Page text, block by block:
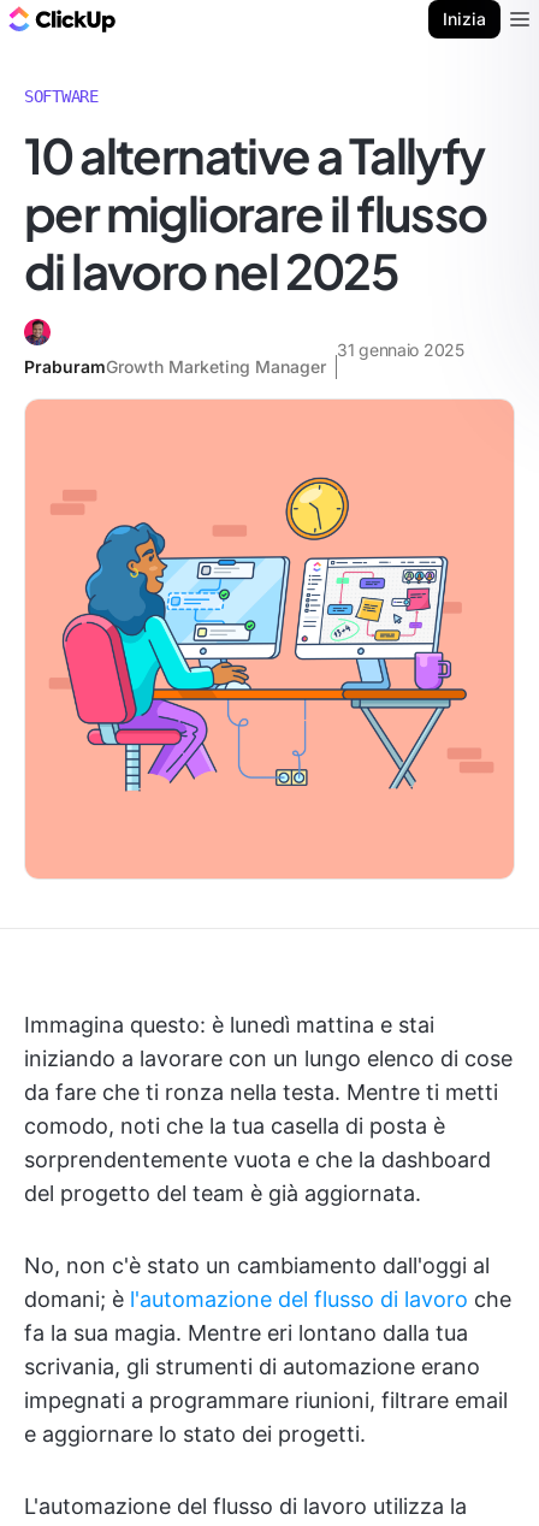
Inizia
SOFTWARE
10 alternative a Tallyfy
per migliorare il flusso
di lavoro nel 2025
PraburamGrowth Marketing Manager
31 gennaio 2025
Immagina questo: è lunedì mattina e stai
iniziando a lavorare con un lungo elenco di cose
da fare che ti ronza nella testa. Mentre ti metti
comodo, noti che la tua casella di posta è
sorprendentemente vuota e che la dashboard
del progetto del team è già aggiornata.
No, non c'è stato un cambiamento dall'oggi al
domani; è l'automazione del flusso di lavoro che
fa la sua magia. Mentre eri lontano dalla tua
scrivania, gli strumenti di automazione erano
impegnati a programmare riunioni, filtrare email
e aggiornare lo stato dei progetti.
L'automazione del flusso di lavoro utilizza la